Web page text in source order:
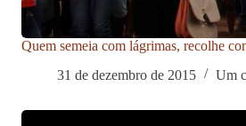
Quem semeia com lágrimas, recolhe
31 de dezembro de 2015
Um